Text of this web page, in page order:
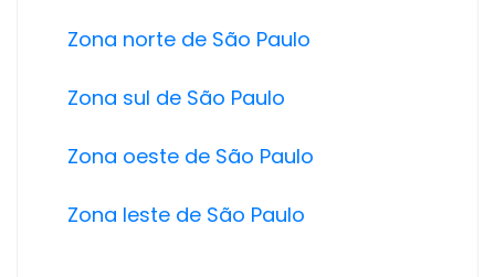
Zona norte de São Paulo
Zona sul de São Paulo
Zona oeste de São Paulo
Zona leste de São Paulo